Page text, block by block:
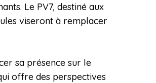
Le PV7, destiné aux
viseront à remplacer
sa présence sur le
offre des perspectives